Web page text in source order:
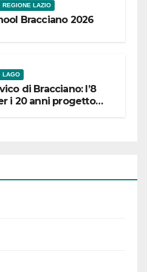
REGIONE LAZIO
Bracciano 2026
LAGO
di Bracciano: l’8
i 20 anni progetto